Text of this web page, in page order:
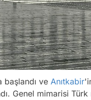
başlandı ve Anıtkabir
Genel mimarisi Türk